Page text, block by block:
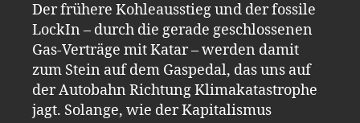
Der frühere Kohleausstieg und der fossile
LockIn – durch die gerade geschlossenen
Gas-Verträge mit Katar – werden damit
zum Stein auf dem Gaspedal, das uns auf
der Autobahn Richtung Klimakatastrophe
jagt. Solange, wie der Kapitalismus